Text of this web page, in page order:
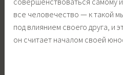
все человечество — к такой
под влиянием своего друга, и
он считает началом своей